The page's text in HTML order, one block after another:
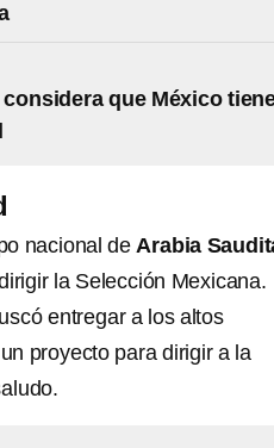
que México
nacional deArabia
la Selección Mexicana.
entregar a los altos
proyecto para dirigir a la